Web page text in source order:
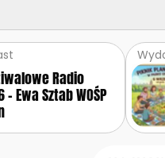
Radio
– Ewa Sztab WOŚP